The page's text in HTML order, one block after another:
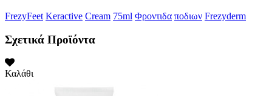
FrezyFeet Keractive Cream 75ml Φροντιδα ποδιων Frezyderm
Σχετικά Προϊόντα
Καλάθι